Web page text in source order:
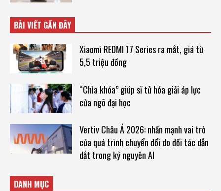
BÀI VIẾT GẦN ĐÂY
Xiaomi REDMI 17 Series ra mắt, giá từ
5,5 triệu đồng
“Chìa khóa” giúp sĩ tử hóa giải áp lực
cửa ngõ đại học
Vertiv Châu Á 2026: nhấn mạnh vai trò
của quá trình chuyển đổi do đối tác dẫn
dắt trong kỷ nguyên AI
DANH MỤC